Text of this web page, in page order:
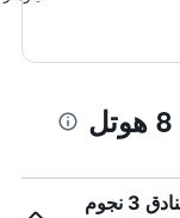
هل الأسعار في دي 8 هوتل قابلة للمقارنة بفنادق 3 نجوم